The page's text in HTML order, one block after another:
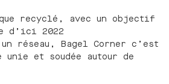
recyclé, avec un objectif
d’ici 2022
réseau, Bagel Corner c’est
et soudée autour de